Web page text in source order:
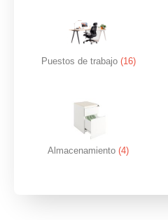
Puestos de trabajo (16)
Almacenamiento (4)